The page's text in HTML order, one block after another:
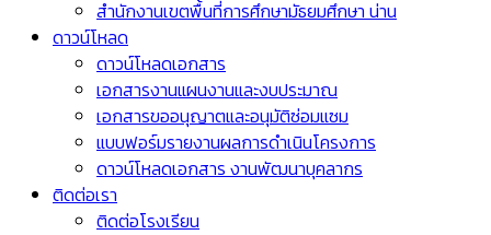
สำนักงานเขตพื้นที่การศึกษามัธยมศึกษา น่าน
ดาวน์โหลด
ดาวน์โหลดเอกสาร
เอกสารงานแผนงานและงบประมาณ
เอกสารขออนุญาตและอนุมัติซ่อมแซม
แบบฟอร์มรายงานผลการดำเนินโครงการ
ดาวน์โหลดเอกสาร งานพัฒนาบุคลากร
ติดต่อเรา
ติดต่อโรงเรียน